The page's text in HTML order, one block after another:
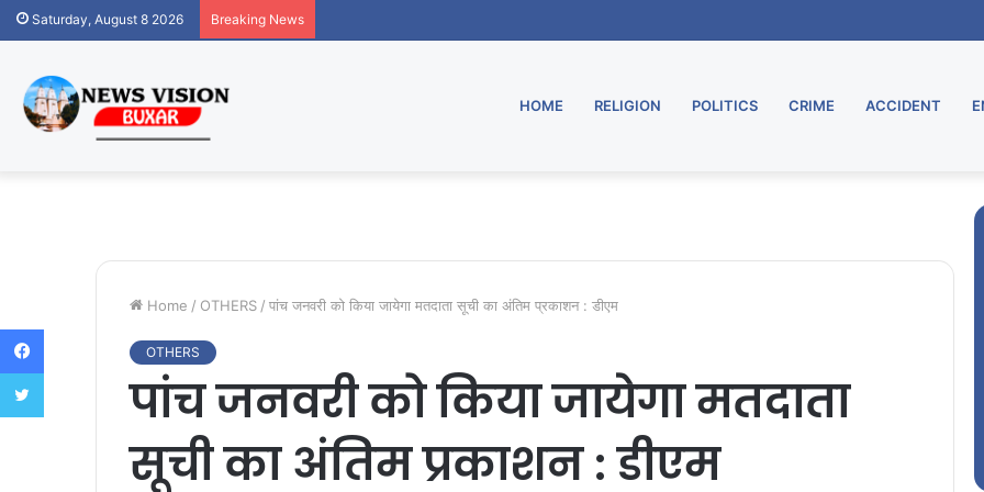
Saturday, August 8 2026 Breaking News
HOME RELIGION POLITICS CRIME ACCIDENT
Home / OTHERS / पांच जनवरी को किया जायेगा मतदाता सूची का अंतिम प्रकाशन : डीएम
OTHERS
पांच जनवरी को किया जायेगा मतदाता
सूची का अंतिम प्रकाशन : डीएम